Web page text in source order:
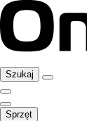
Szukaj
Sprzęt